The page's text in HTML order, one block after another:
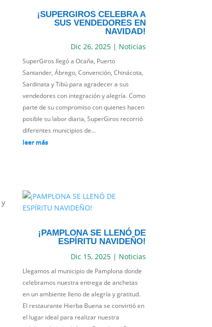
y
¡SUPERGIROS CELEBRA A
SUS VENDEDORES EN
NAVIDAD!
Dic 26, 2025| Noticias
SuperGiros llegó a Ocaña, Puerto
Santander, Ábrego, Convención, Chinácota,
Sardinata y Tibú para agradecer a sus
vendedores con integración y alegría. Como
parte de su compromiso con quienes hacen
posible su labor diaria, SuperGiros recorrió
diferentes municipios de...
leer más
¡PAMPLONA SE LLENÓ DE
ESPÍRITU NAVIDEÑO!
Dic 15, 2025| Noticias
Llegamos al municipio de Pamplona donde
celebramos nuestra entrega de anchetas
en un ambiente lleno de alegría y gratitud.
El restaurante Hierba Buena se convirtió en
el lugar ideal para realizar nuestra